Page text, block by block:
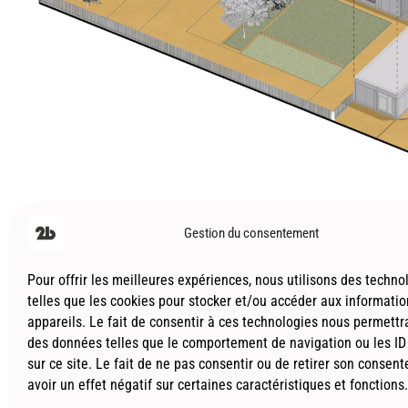
Gestion du consentement
Pour offrir les meilleures expériences, nous utilisons des
telles que les cookies pour stocker et/ou accéder aux
appareils. Le fait de consentir à ces technologies nous
des données telles que le comportement de navigation ou les
sur ce site. Le fait de ne pas consentir ou de retirer son
avoir un effet négatif sur certaines caractéristiques et fonctions.
Cette proposition est à la fois fonctionnelle,
l’environnement, tout en véhiculant une image de
© 2026Le2bis Atelier | Architecte Toulouse-
Actualités Projets Contact Prestations